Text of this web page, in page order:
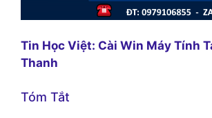
Tin Học Việt: Cài Win Máy Tính
Thanh
Tóm Tắt